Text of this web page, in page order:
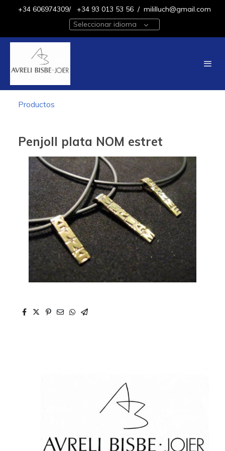
+34 606974309/ +34 93 013 53 56 / mililluch@gmail.com
Seleccionar idioma
Productos
Penjoll plata NOM estret